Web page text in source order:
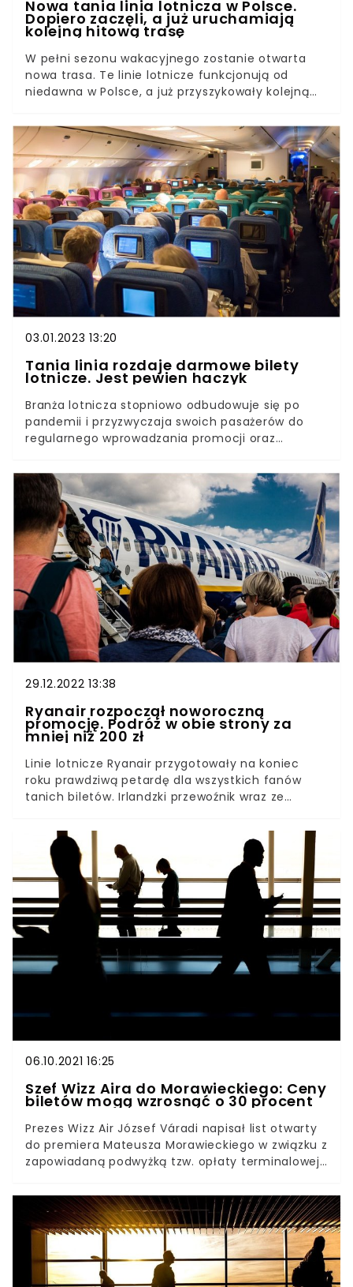
Nowa tania linia lotnicza w Polsce.
Dopiero zaczęli, a już uruchamiają
kolejną hitową trasę
W pełni sezonu wakacyjnego zostanie otwarta
nowa trasa. Te linie lotnicze funkcjonują od
niedawna w Polsce, a już przyszykowały kolejną
czekać.Od 10 lipca startują nowe loty z Krakowa.
Dokąd prowadzi trasa i jak się prezentuje oferta?
03.01.2023 13:20
Tania linia rozdaje darmowe bilety
lotnicze. Jest pewien haczyk
Branża lotnicza stopniowo odbudowuje się po
pandemii i przyzwyczaja swoich pasażerów do
regularnego wprowadzania promocji oraz
Tym razem amerykańskie linie lotnicze Frontier
Airlines postanowiły rozdać vouchery całkowicie
za darmo. Jest jeden, ale za to bardzo ważny,
haczyk. Opłaca się? Sprawdźmy. Choć w sezonie
zimowym loty nie są na tyle obłożone, by z
trudem złapać wolne miejsce, gigant
niskobudżetowych linii lotniczych poinformował o
możliwości zgarnięcia niewielkiej puli biletów
całkowicie za darmo. Dla wielu osób oferta może
wydać się bardzo atrakcyjna, ale warto pamiętać,
że są jednak pewne niuanse.
29.12.2022 13:38
Ryanair rozpoczął noworoczną
promocję. Podróż w obie strony za
mniej niż 200 zł
Linie lotnicze Ryanair przygotowały na koniec
roku prawdziwą petardę dla wszystkich fanów
tanich biletów. Irlandzki przewoźnik wraz ze
ogłosił promocję, z której aż żal nie skorzystać.
Ceny są naprawdę bardzo okazyjne - zaczynają
się już od 49 zł w jedną stronę.Koniec roku to
doskonała okazja, aby zaplanować podróż w tym
nadchodzącym. Wiedzą o tym doskonale wszyscy
miłośnicy podróży. Naprzeciw ich oczekiwaniom
wychodzi Ryanair, który przedstawił gorące oferty
ze wszystkich lotnisk w Polsce!
06.10.2021 16:25
Szef Wizz Aira do Morawieckiego: Ceny
biletów mogą wzrosnąć o 30 procent
Prezes Wizz Air József Váradi napisał list otwarty
do premiera Mateusza Morawieckiego w związku z
zapowiadaną podwyżką tzw. opłaty terminalowej.
wzrost cen biletów o 30 proc.Prezes Wizz Air w
liście do premiera skrytykował zapowiadaną przez
Polską Agencję Żeglugi Powietrznej podwyżkę tzw.
opłaty terminalowej, czyli stawki pobieranej na
każdym lotnisku za obsługę samolotów podczas
startu i lądowania.